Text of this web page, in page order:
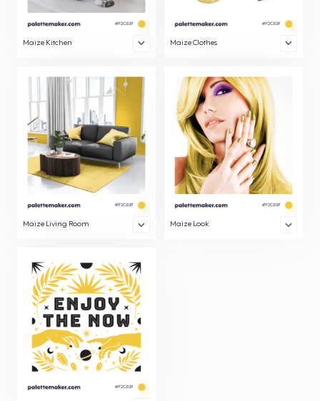
Maize Kitchen Maize Clothes
Maize Living Room Maize Look